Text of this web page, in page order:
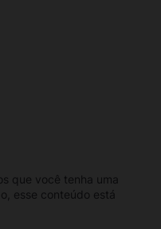
que você tenha uma
esse conteúdo está